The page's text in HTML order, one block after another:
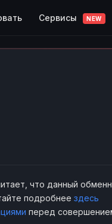
Сервисы NEW
что данный
подробнее здесь
перед